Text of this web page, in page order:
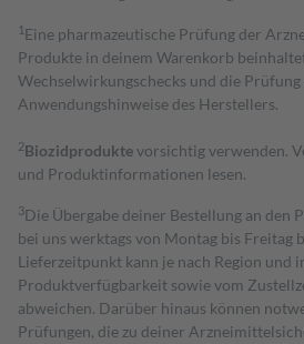
1 Eine pharmazeutische Prüfung der
Produkte in deinem Warenkorb
Wechselwirkungschecks und die
Anwendungshinweise des Herstellers.
2Biozidproduktevorsichtig verwenden.
und Produktinformationen lesen.
3Die Übergabe deiner Bestellung an den
bei uns werktags von Montag bis Freitag
Lieferzeitpunkt kann je nach Region und
Produktverfügbarkeit sowie vom
abweichen. Darüber hinaus können
Prüfungen, die zu deiner